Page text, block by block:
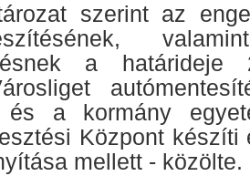
szerint az
a határideje
és a kormány
Központ készíti
mellett - közölte.